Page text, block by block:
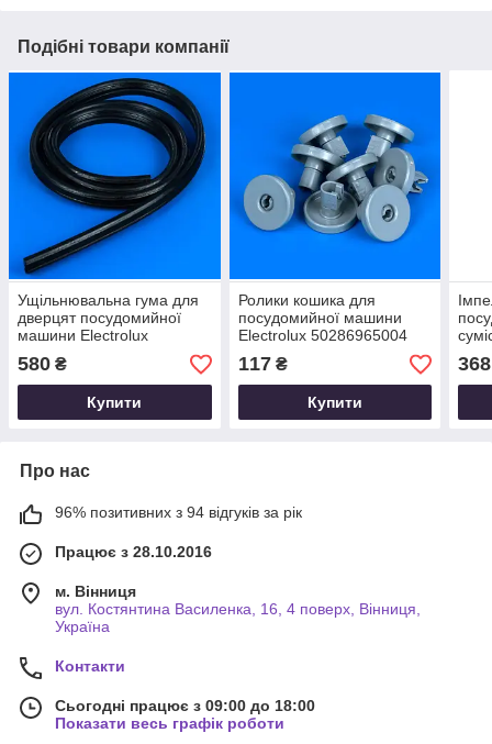
Подібні товари компанії
Ущільнювальна гума для
дверцят посудомийної
машини Electrolux
1171265232
580 ₴
Купити
Ролики кошика для
посудомийної машини
Electrolux 50286965004
117₴
Купити
368
Про нас
96% позитивних з 94 відгуків за рік
Працює з 28.10.2016
м. Вінниця
вул. Костянтина Василенка, 16, 4 поверх, Вінниця,
Україна
Контакти
Сьогодні працює з 09:00 до 18:00
Показати весь графік роботи